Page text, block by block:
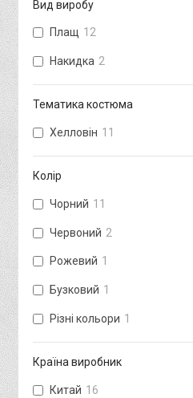
Вид виробу
Плащ 12
Накидка 2
Тематика костюма
Хелловін 11
Колір
Чорний 11
Червоний 2
Рожевий 1
Бузковий 1
Різні кольори 1
Країна виробник
Китай 16